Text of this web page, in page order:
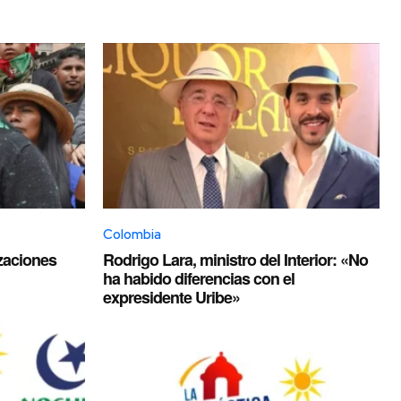
Colombia
Rodrigo Lara, ministro del Interior: «No
ha habido diferencias con el
expresidente Uribe»